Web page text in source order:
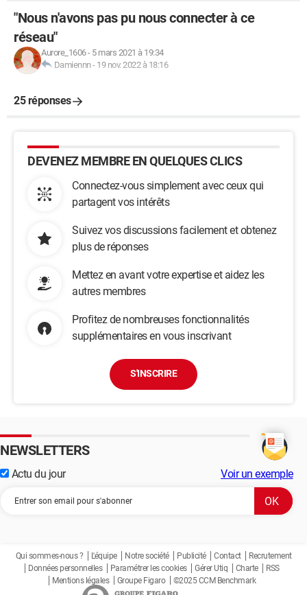
"Nous n'avons pas pu nous connecter à ce
réseau"
Aurore_1606- 5 mars 2021 à 19:34
Damiennn- 19 nov. 2022 à 18:16
25 réponses
DEVENEZ MEMBRE EN QUELQUES CLICS
Connectez-vous simplement avec ceux qui
partagent vos intérêts
Suivez vos discussions facilement et obtenez
plus de réponses
Mettez en avant votre expertise et aidez les
autres membres
Profitez de nombreuses fonctionnalités
supplémentaires en vous inscrivant
S'INSCRIRE
NEWSLETTERS
Actu du jour Voir un exemple
Qui sommes-nous ? L'équipe Notre société Publicité Contact
Recrutement
Données personnelles
Paramétrer les cookies Gérer Utiq Charte
RSS
Mentions légales
Groupe Figaro ©2025 CCM Benchmark